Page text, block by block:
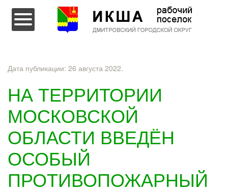
Перейти к содержимому
Дата публикации: 26 августа 2022.
НА ТЕРРИТОРИИ
МОСКОВСКОЙ
ОБЛАСТИ ВВЕДЁН
ОСОБЫЙ
ПРОТИВОПОЖАРНЫЙ